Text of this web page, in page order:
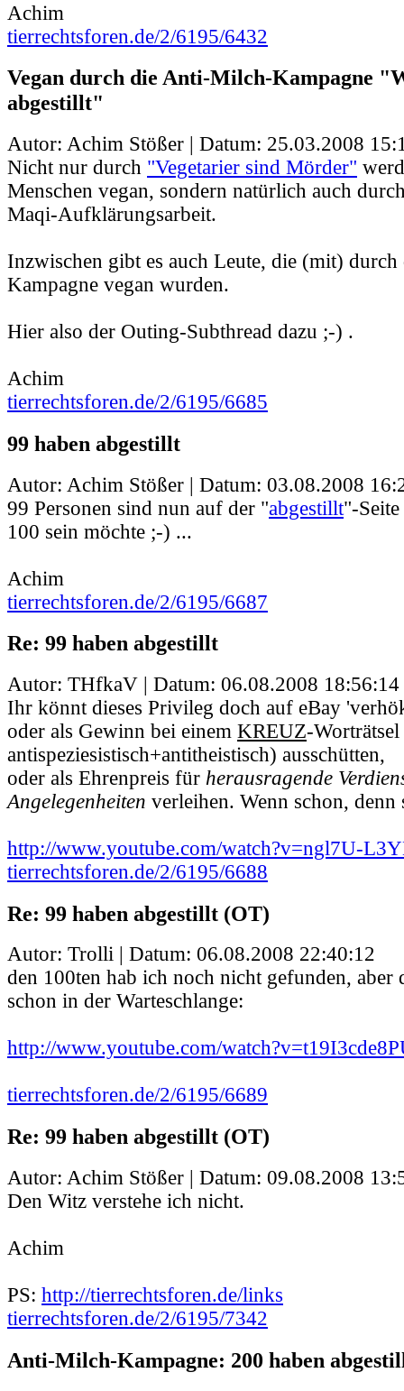
Achim
tierrechtsforen.de/2/6195/6432
Vegan durch die Anti-Milch-Kampagne
abgestillt"
Autor: Achim Stößer | Datum: 25.03.2008
Nicht nur durch "Vegetarier sind Mörder"
Menschen vegan, sondern natürlich auch
Maqi-Aufklärungsarbeit.
Inzwischen gibt es auch Leute, die (mit)
Kampagne vegan wurden.
Hier also der Outing-Subthread dazu ;-) .
Achim
tierrechtsforen.de/2/6195/6685
99 haben abgestillt
Autor: Achim Stößer | Datum: 03.08.2008
99 Personen sind nun auf der "abgestillt"-
100 sein möchte ;-) ...
Achim
tierrechtsforen.de/2/6195/6687
Re: 99 haben abgestillt
Autor: THfkaV | Datum: 06.08.2008 18:56:14
Ihr könnt dieses Privileg doch auf eBay
oder als Gewinn bei einem KREUZ-
antispeziesistisch+antitheistisch) ausschütten,
oder als Ehrenpreis für herausragende
Angelegenheiten verleihen. Wenn schon, denn
http://www.youtube.com/watch?v=ngl7U-
tierrechtsforen.de/2/6195/6688
Re: 99 haben abgestillt (OT)
Autor: Trolli | Datum: 06.08.2008 22:40:12
den 100ten hab ich noch nicht gefunden, aber
schon in der Warteschlange:
http://www.youtube.com/
tierrechtsforen.de/2/6195/6689
Re: 99 haben abgestillt (OT)
Autor: Achim Stößer | Datum: 09.08.2008
Den Witz verstehe ich nicht.
Achim
PS: http://tierrechtsforen.de/links
tierrechtsforen.de/2/6195/7342
Anti-Milch-Kampagne: 200 haben